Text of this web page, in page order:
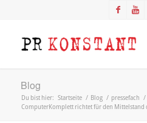
Blog
Du bist hier: Startseite / Blog / pressefach /
ComputerKomplett richtet für den Mittelstand